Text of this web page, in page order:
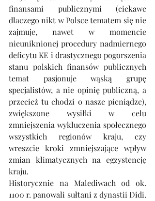
finansami publicznymi (ciekawe
dlaczego nikt w Polsce tematem się nie
zajmuje, nawet w momencie
nieuniknionej procedury nadmiernego
deficytu KE i drastycznego pogorszenia
stanu polskich finansów publicznych
temat pasjonuje wąską grupę
specjalistów, a nie opinię publiczną, a
przecież tu chodzi o nasze pieniądze),
zwiększone wysiłki w celu
zmniejszenia wykluczenia społecznego
wszystkich regionów kraju, czy
wreszcie kroki zmniejszające wpływ
zmian klimatycznych na egzystencję
kraju.
Historycznie na Malediwach od ok.
1100 r. panowali sułtani z dynastii Didi.